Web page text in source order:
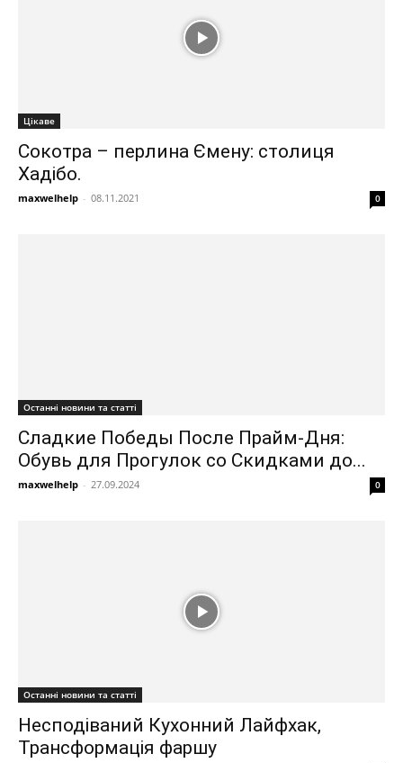
Цікаве
Сокотра – перлина Ємену: столиця
Хадібо.
maxwelhelp - 08.11.2021 0
Останні новини та статті
Сладкие Победы После Прайм-Дня:
Обувь для Прогулок со Скидками до...
maxwelhelp - 27.09.2024 0
Останні новини та статті
Несподіваний Кухонний Лайфхак,
Трансформація фаршу